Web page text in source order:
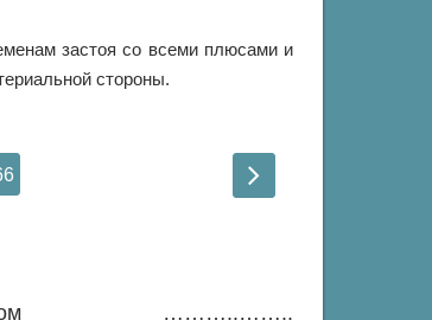
застоя со всеми плюсами и
стороны.
………..……..